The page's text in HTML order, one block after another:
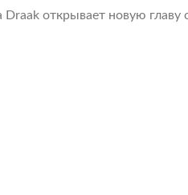
Draak открывает новую